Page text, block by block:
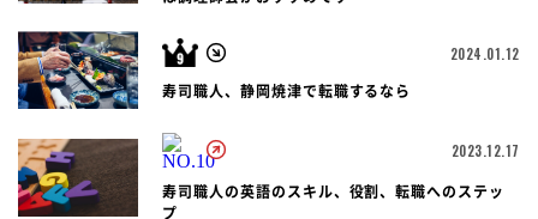
2024.01.12
寿司職人、静岡焼津で転職するなら
2023.12.17
寿司職人の英語のスキル、役割、転職へのステッ
プ